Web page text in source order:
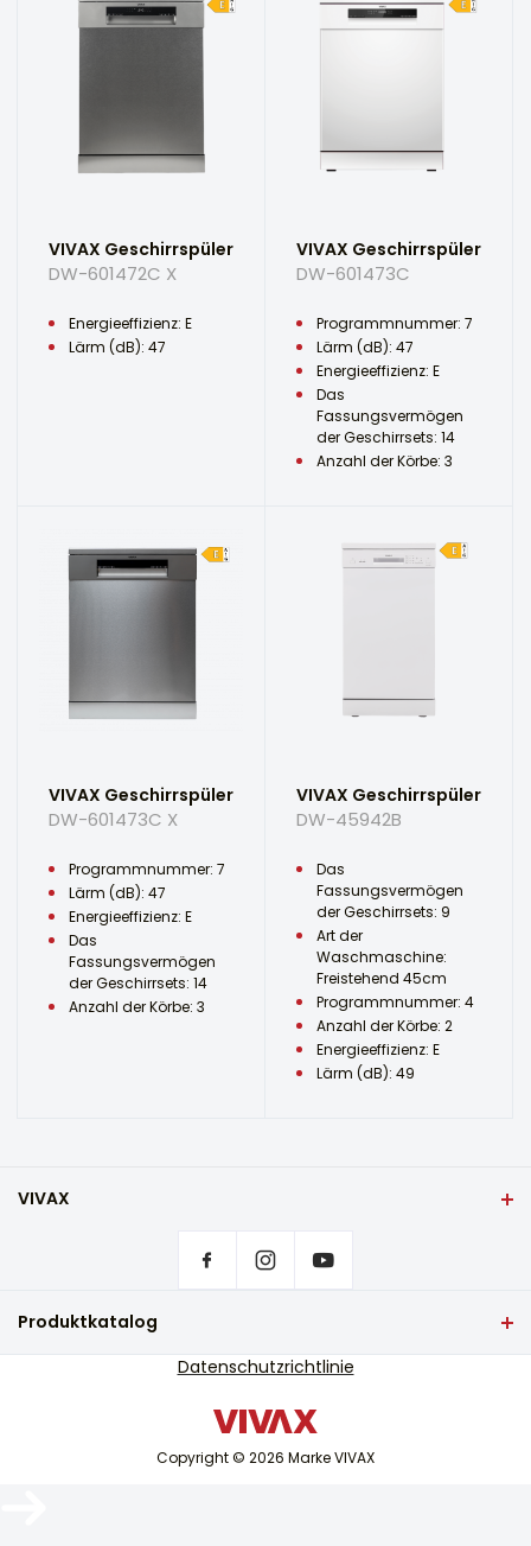
VIVAX Geschirrspüler
DW-601472C X
Energieeffizienz: E
Lärm (dB): 47
VIVAX Geschirrspüler
DW-601473C
Programmnummer: 7
Lärm (dB): 47
Energieeffizienz: E
Das
Fassungsvermögen
der Geschirrsets: 14
Anzahl der Körbe: 3
VIVAX Geschirrspüler
DW-601473C X
Programmnummer: 7
Lärm (dB): 47
Energieeffizienz: E
Das
Fassungsvermögen
der Geschirrsets: 14
Anzahl der Körbe: 3
VIVAX Geschirrspüler
DW-45942B
Das
Fassungsvermögen
der Geschirrsets: 9
Art der
Waschmaschine:
Freistehend 45cm
Programmnummer: 4
Anzahl der Körbe: 2
Energieeffizienz: E
Lärm (dB): 49
VIVAX
Wo kann man VIVAX Produkte kaufen?
Service-Unterstützung
Serviceunterstützung außerhalb der Garantie
Produktkatalog
Copyright © 2026 Marke VIVAX
Datenschutzrichtlinie